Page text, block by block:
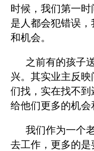
时候，我们第一时
是人都会犯错误
和机会。
之前有的孩子
兴。其实业主反
们找，实在找不
给他们更多的机会
我们作为一个
去工作，更多的